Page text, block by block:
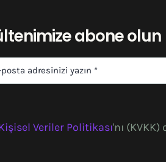
abone olun
Veriler Politikası'nı